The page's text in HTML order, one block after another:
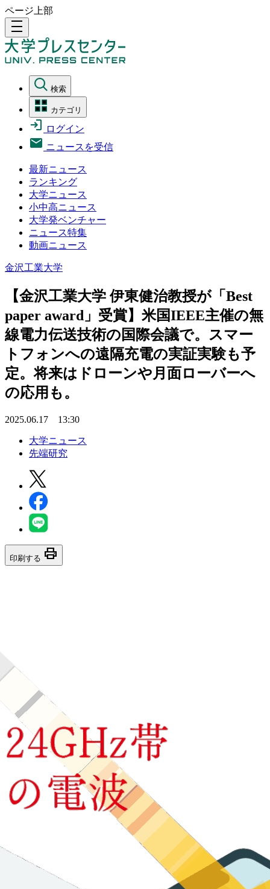
ページ上部
density_medium
検索
カテゴリ
ログイン
ニュースを受信
最新ニュース
ランキング
大学ニュース
小中高ニュース
大学発ベンチャー
ニュース特集
動画ニュース
金沢工業大学
【金沢工業大学 伊東健治教授が「Best
paper award」受賞】米国IEEE主催の無
線電力伝送技術の国際会議で。スマー
トフォンへの遠隔充電の実証実験も予
定。将来はドローンや月面ローバーへ
の応用も。
2025.06.17 13:30
大学ニュース
先端研究
印刷する print